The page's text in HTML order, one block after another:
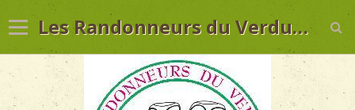
Les Randonneurs du Verdunois